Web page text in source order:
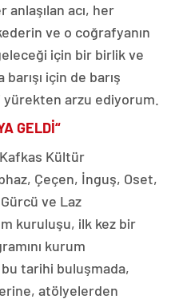
anlaşılan acı, her
ve o coğrafyanın
için bir birlik ve
için de barış
arzu ediyorum.
GELDİ“
Kültür
Çeçen, İnguş, Oset,
ve Laz
kuruluşu, ilk kez bir
kurum
tarihi buluşmada,
atölyelerden